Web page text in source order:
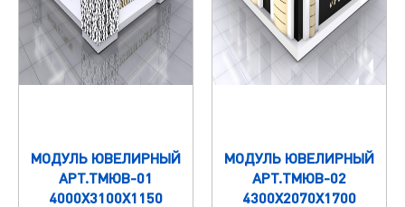
МОДУЛЬ ЮВЕЛИРНЫЙ
АРТ.ТМЮВ-01
4000Х3100Х1150
МОДУЛЬ ЮВЕЛИРНЫЙ
АРТ.ТМЮВ-02
4300Х2070Х1700